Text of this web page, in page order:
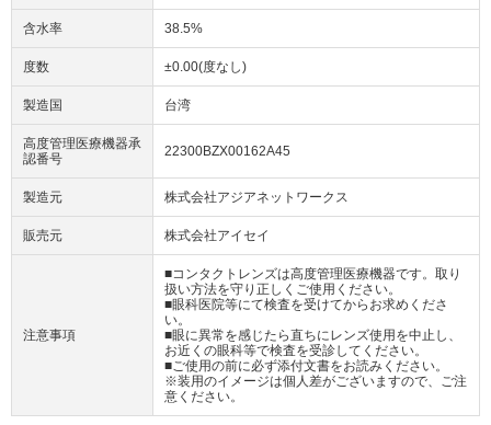
含水率 38.5%
度数 ±0.00(度なし)
製造国 台湾
高度管理医療機器承
認番号
22300BZX00162A45
製造元 株式会社アジアネットワークス
販売元 株式会社アイセイ
注意事項
■コンタクトレンズは高度管理医療機器です。取り
扱い方法を守り正しくご使用ください。
■眼科医院等にて検査を受けてからお求めくださ
い。
■眼に異常を感じたら直ちにレンズ使用を中止し、
お近くの眼科等で検査を受診してください。
■ご使用の前に必ず添付文書をお読みください。
※装用のイメージは個人差がございますので、ご注
意ください。